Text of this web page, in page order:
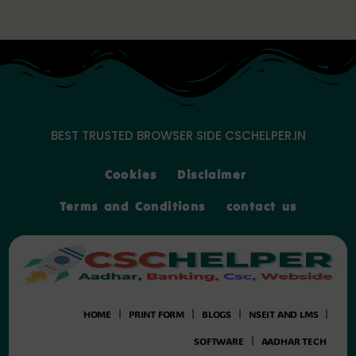
to
BEST TRUSTED BROWSER SIDE CSCHELPER.IN
Cookies Disclaimer
Terms and Conditions contact us
HOME PRINT FORM BLOGS NSEIT AND LMS
SOFTWARE AADHAR TECH